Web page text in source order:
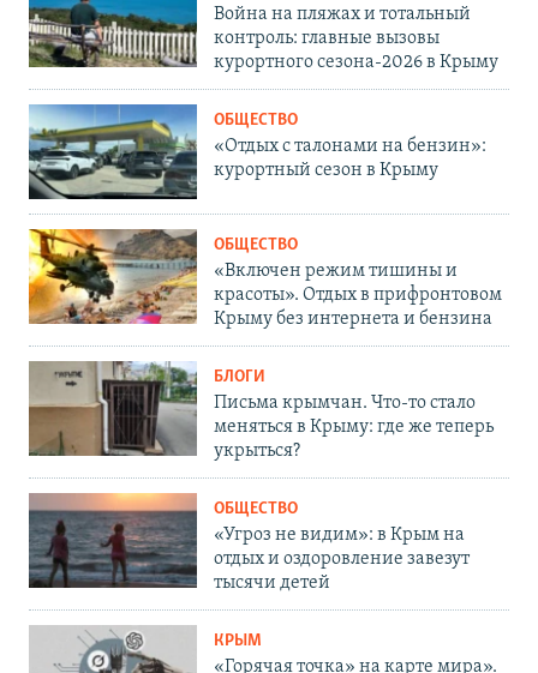
Война на пляжах и тотальный
контроль: главные вызовы
курортного сезона-2026 в Крыму
ОБЩЕСТВО
«Отдых с талонами на бензин»:
курортный сезон в Крыму
ОБЩЕСТВО
«Включен режим тишины и
красоты». Отдых в прифронтовом
Крыму без интернета и бензина
БЛОГИ
Письма крымчан. Что-то стало
меняться в Крыму: где же теперь
укрыться?
ОБЩЕСТВО
«Угроз не видим»: в Крым на
отдых и оздоровление завезут
тысячи детей
КРЫМ
«Горячая точка» на карте мира».